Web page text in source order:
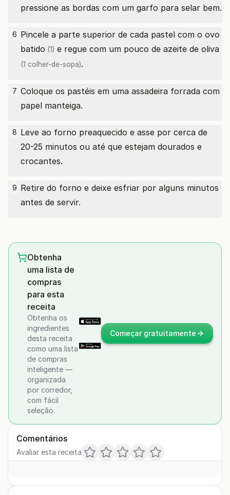
pressione as bordas com um garfo para selar bem.
6 Pincele a parte superior de cada pastel com o ovo
batido (1) e regue com um pouco de azeite de oliva
(1 colher-de-sopa).
7 Coloque os pastéis em uma assadeira forrada com
papel manteiga.
8 Leve ao forno preaquecido e asse por cerca de
20-25 minutos ou até que estejam dourados e
crocantes.
9 Retire do forno e deixe esfriar por alguns minutos
antes de servir.
Obtenha
uma lista de
compras
para esta
receita
Obtenha os
ingredientes
desta receita
como uma lista
de compras
inteligente —
organizada
por corredor,
com fácil
seleção.
Começar gratuitamente
Comentários
Avaliar esta receita